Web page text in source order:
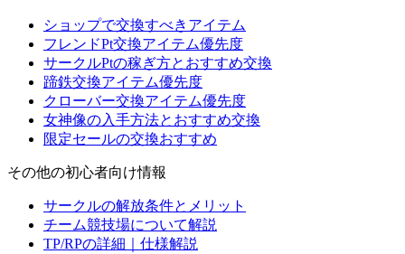
ショップで交換すべきアイテム
フレンドPt交換アイテム優先度
サークルPtの稼ぎ方とおすすめ交換
蹄鉄交換アイテム優先度
クローバー交換アイテム優先度
女神像の入手方法とおすすめ交換
限定セールの交換おすすめ
その他の初心者向け情報
サークルの解放条件とメリット
チーム競技場について解説
TP/RPの詳細｜仕様解説